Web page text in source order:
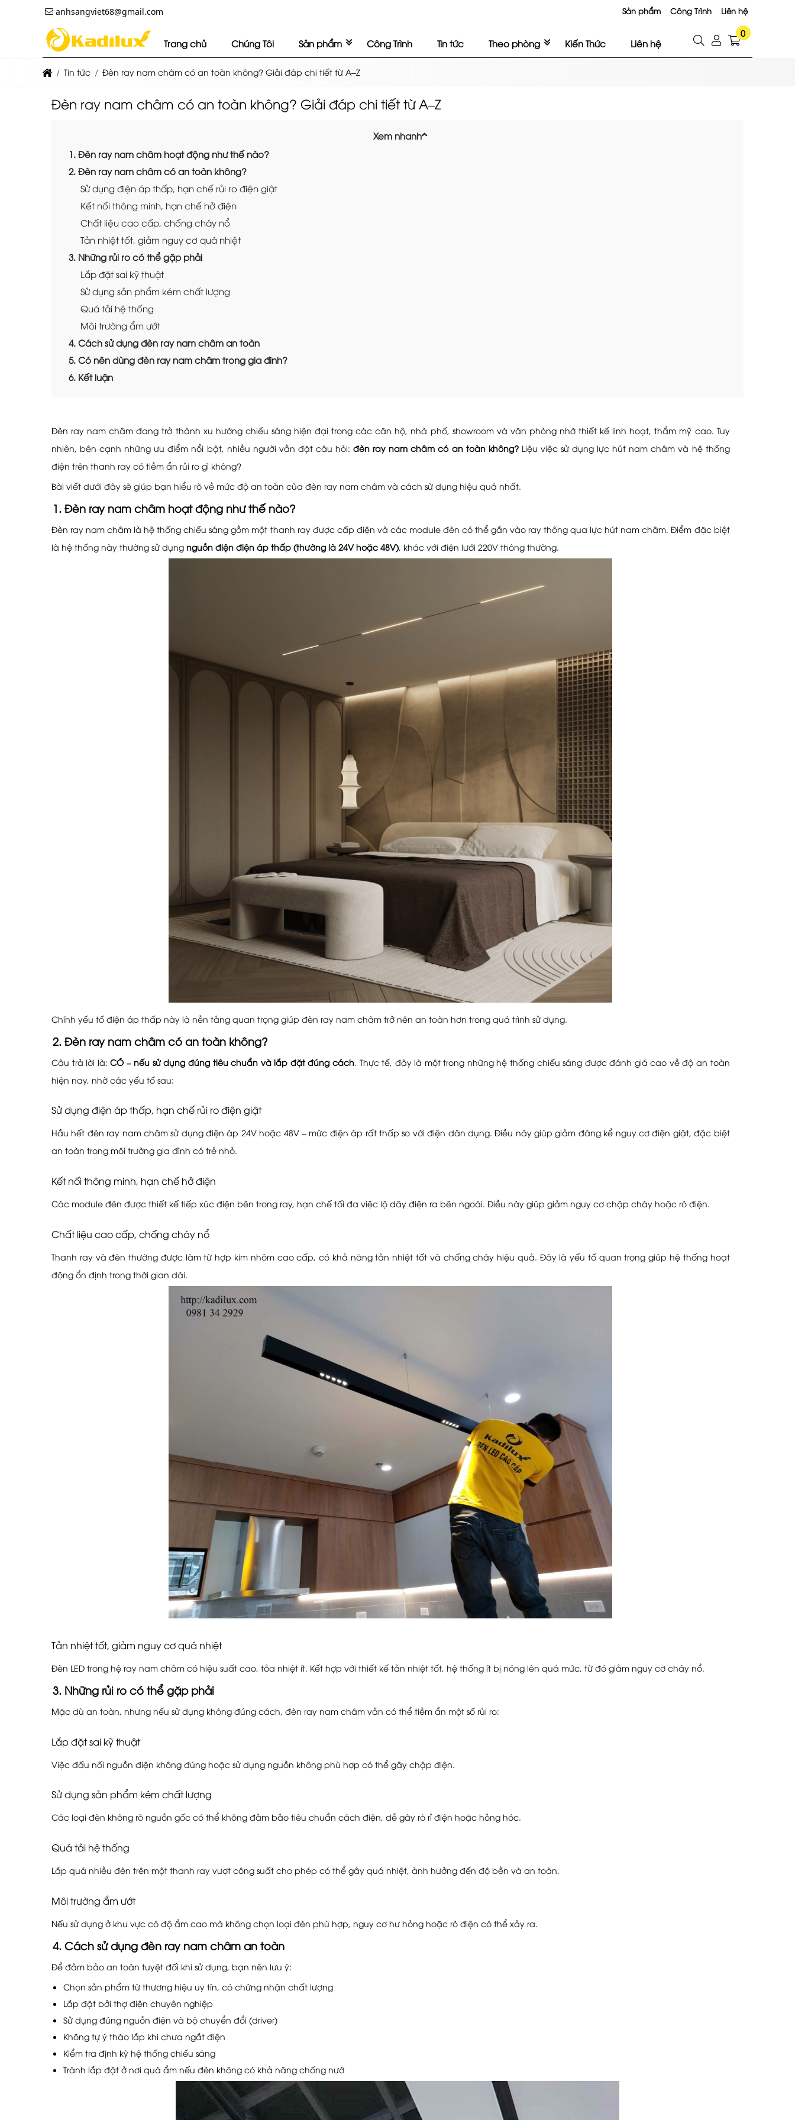
anhsangviet68@gmail.com Sản phẩm Công Trình Liên hệ
Trang chủ Chúng Tôi Sản phẩm Công Trình Tin tức Theo phòng Kiến Thức Liên hệ
0
Tin tức Đèn ray nam châm có an toàn không? Giải đáp chi tiết từ A–Z
Đèn ray nam châm có an toàn không? Giải đáp chi tiết từ A–Z
Xem nhanh
1. Đèn ray nam châm hoạt động như thế nào?
2. Đèn ray nam châm có an toàn không?
Sử dụng điện áp thấp, hạn chế rủi ro điện giật
Kết nối thông minh, hạn chế hở điện
Chất liệu cao cấp, chống cháy nổ
Tản nhiệt tốt, giảm nguy cơ quá nhiệt
3. Những rủi ro có thể gặp phải
Lắp đặt sai kỹ thuật
Sử dụng sản phẩm kém chất lượng
Quá tải hệ thống
Môi trường ẩm ướt
4. Cách sử dụng đèn ray nam châm an toàn
5. Có nên dùng đèn ray nam châm trong gia đình?
6. Kết luận
Đèn ray nam châm đang trở thành xu hướng chiếu sáng hiện đại trong các căn hộ, nhà phố, showroom và văn phòng nhờ thiết kế linh hoạt, thẩm mỹ cao. Tuy
nhiên, bên cạnh những ưu điểm nổi bật, nhiều người vẫn đặt câu hỏi:đèn ray nam châm có an toàn không?Liệu việc sử dụng lực hút nam châm và hệ thống
điện trên thanh ray có tiềm ẩn rủi ro gì không?
Bài viết dưới đây sẽ giúp bạn hiểu rõ về mức độ an toàn của đèn ray nam châm và cách sử dụng hiệu quả nhất.
1. Đèn ray nam châm hoạt động như thế nào?
Đèn ray nam châm là hệ thống chiếu sáng gồm một thanh ray được cấp điện và các module đèn có thể gắn vào ray thông qua lực hút nam châm. Điểm đặc biệt
là hệ thống này thường sử dụng nguồn điện điện áp thấp (thường là 24V hoặc 48V), khác với điện lưới 220V thông thường.
Chính yếu tố điện áp thấp này là nền tảng quan trọng giúp đèn ray nam châm trở nên an toàn hơn trong quá trình sử dụng.
2. Đèn ray nam châm có an toàn không?
Câu trả lời là:CÓ – nếu sử dụng đúng tiêu chuẩn và lắp đặt đúng cách. Thực tế, đây là một trong những hệ thống chiếu sáng được đánh giá cao về độ an toàn
hiện nay, nhờ các yếu tố sau:
Sử dụng điện áp thấp, hạn chế rủi ro điện giật
Hầu hết đèn ray nam châm sử dụng điện áp 24V hoặc 48V – mức điện áp rất thấp so với điện dân dụng. Điều này giúp giảm đáng kể nguy cơ điện giật, đặc biệt
an toàn trong môi trường gia đình có trẻ nhỏ.
Kết nối thông minh, hạn chế hở điện
Các module đèn được thiết kế tiếp xúc điện bên trong ray, hạn chế tối đa việc lộ dây điện ra bên ngoài. Điều này giúp giảm nguy cơ chập cháy hoặc rò điện.
Chất liệu cao cấp, chống cháy nổ
Thanh ray và đèn thường được làm từ hợp kim nhôm cao cấp, có khả năng tản nhiệt tốt và chống cháy hiệu quả. Đây là yếu tố quan trọng giúp hệ thống hoạt
động ổn định trong thời gian dài.
Tản nhiệt tốt, giảm nguy cơ quá nhiệt
Đèn LED trong hệ ray nam châm có hiệu suất cao, tỏa nhiệt ít. Kết hợp với thiết kế tản nhiệt tốt, hệ thống ít bị nóng lên quá mức, từ đó giảm nguy cơ cháy nổ.
3. Những rủi ro có thể gặp phải
Mặc dù an toàn, nhưng nếu sử dụng không đúng cách, đèn ray nam châm vẫn có thể tiềm ẩn một số rủi ro:
Lắp đặt sai kỹ thuật
Việc đấu nối nguồn điện không đúng hoặc sử dụng nguồn không phù hợp có thể gây chập điện.
Sử dụng sản phẩm kém chất lượng
Các loại đèn không rõ nguồn gốc có thể không đảm bảo tiêu chuẩn cách điện, dễ gây rò rỉ điện hoặc hỏng hóc.
Quá tải hệ thống
Lắp quá nhiều đèn trên một thanh ray vượt công suất cho phép có thể gây quá nhiệt, ảnh hưởng đến độ bền và an toàn.
Môi trường ẩm ướt
Nếu sử dụng ở khu vực có độ ẩm cao mà không chọn loại đèn phù hợp, nguy cơ hư hỏng hoặc rò điện có thể xảy ra.
4. Cách sử dụng đèn ray nam châm an toàn
Để đảm bảo an toàn tuyệt đối khi sử dụng, bạn nên lưu ý:
Chọn sản phẩm từ thương hiệu uy tín, có chứng nhận chất lượng
Lắp đặt bởi thợ điện chuyên nghiệp
Sử dụng đúng nguồn điện và bộ chuyển đổi (driver)
Không tự ý tháo lắp khi chưa ngắt điện
Kiểm tra định kỳ hệ thống chiếu sáng
Tránh lắp đặt ở nơi quá ẩm nếu đèn không có khả năng chống nướ